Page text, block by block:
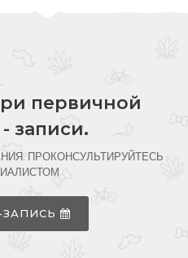
первичной
- записи.
ПРОКОНСУЛЬТИРУЙТЕСЬ